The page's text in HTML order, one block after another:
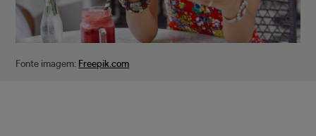
Fonte imagem: Freepik.com